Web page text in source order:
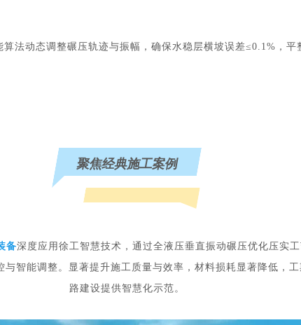
法动态调整碾压轨迹与振幅，确保水稳层横坡误差≤0.1%，
聚焦经典施工案例
备深度应用徐工智慧技术，通过全液压垂直振动碾压优化压实
智能调整。显著提升施工质量与效率，材料损耗显著降低，
路建设提供智慧化示范。